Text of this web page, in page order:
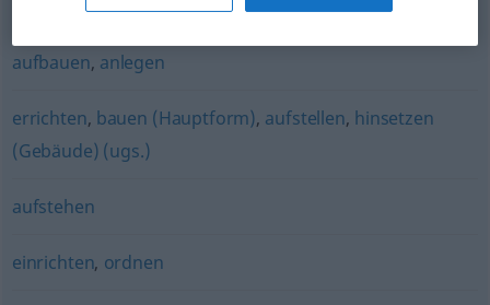
aufbauen, anlegen
errichten, bauen (Hauptform), aufstellen, hinsetzen
(Gebäude) (ugs.)
aufstehen
einrichten, ordnen